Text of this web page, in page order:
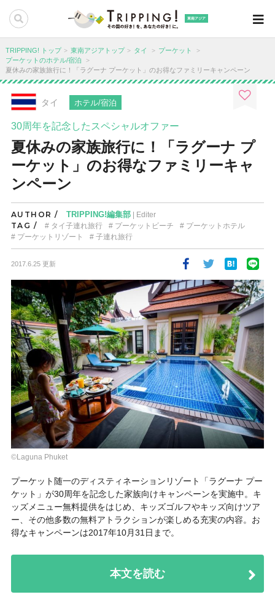
東南アジア
TRIPPING! トップ 東南アジアトップ タイ
プーケット
プーケットのホテル/宿泊
夏休みの家族旅行に！「ラグーナ プーケット」のお得なファミリーキャンペーン
タイ ホテル/宿泊
30周年を記念したスペシャルオファー
夏休みの家族旅行に！「ラグーナ プ
ーケット」のお得なファミリーキャ
ンペーン
AUTHOR / TRIPPING!編集部| Editer
TAG / タイ子連れ旅行 プーケットビーチ
プーケットホテル
プーケットリゾート
子連れ旅行
2017.6.25 更新
©Laguna Phuket
プーケット随一のディスティネーションリゾート「ラグーナ プー
ケット 」が30周年を記念した家族向けキャンペーンを実施中。キ
ッズメニュー無料提供をはじめ、キッズゴルフやキッズ向けツア
ー、その他多数の無料アトラクションが楽しめる充実の内容。お
得なキャンペーンは2017年10月31日まで。
本文を読む